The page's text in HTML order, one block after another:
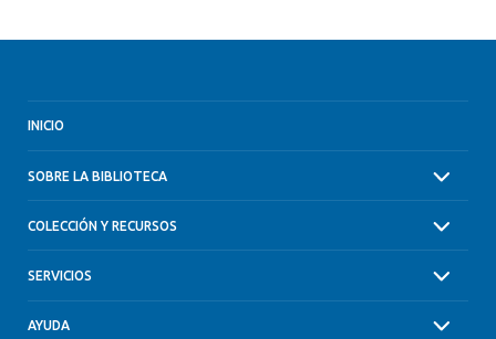
INICIO
SOBRE LA BIBLIOTECA
COLECCIÓN Y RECURSOS
SERVICIOS
AYUDA